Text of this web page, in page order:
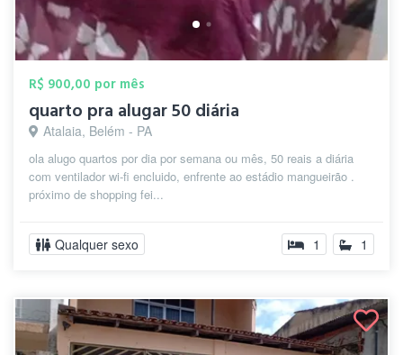
R$ 900,00 por mês
quarto pra alugar 50 diária
Atalaia, Belém - PA
ola alugo quartos por dia por semana ou mês, 50 reais a diária
com ventilador wi-fi encluido, enfrente ao estádio mangueirão .
próximo de shopping fei...
Qualquer sexo 1 1